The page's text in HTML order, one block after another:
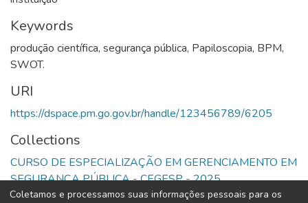
Keywords
produção científica, segurança pública, Papiloscopia, BPM,
SWOT.
URI
https://dspace.pm.go.gov.br/handle/123456789/6205
Collections
CURSO DE ESPECIALIZAÇÃO EM GERENCIAMENTO EM
SEGURANÇA PÚBLICA - CEGESP - 2025
Coletamos e processamos suas informações pessoais para os